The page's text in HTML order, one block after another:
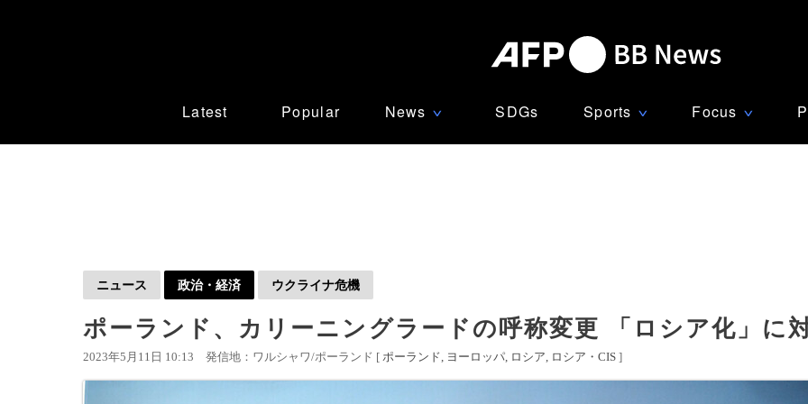
Latest Popular News ∨ SDGs Sports ∨ Focus ∨
ニュース 政治・経済 ウクライナ危機
ポーランド、カリーニングラードの呼称変更 「ロシア化」に
2023年5月11日 10:13 発信地：ワルシャワ/ポーランド [ ポーランド ヨーロッパ ロシア ロシア・CIS ]